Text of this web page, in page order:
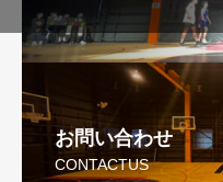
お問い合わせ
CONTACTUS